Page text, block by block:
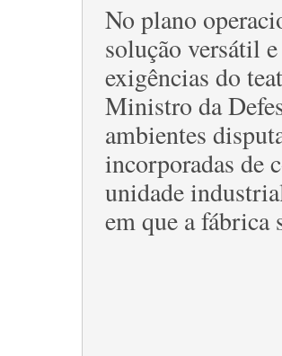
No plano
solução versátil
exigências do
Ministro da
ambientes
incorporadas de
unidade
em que a fábrica